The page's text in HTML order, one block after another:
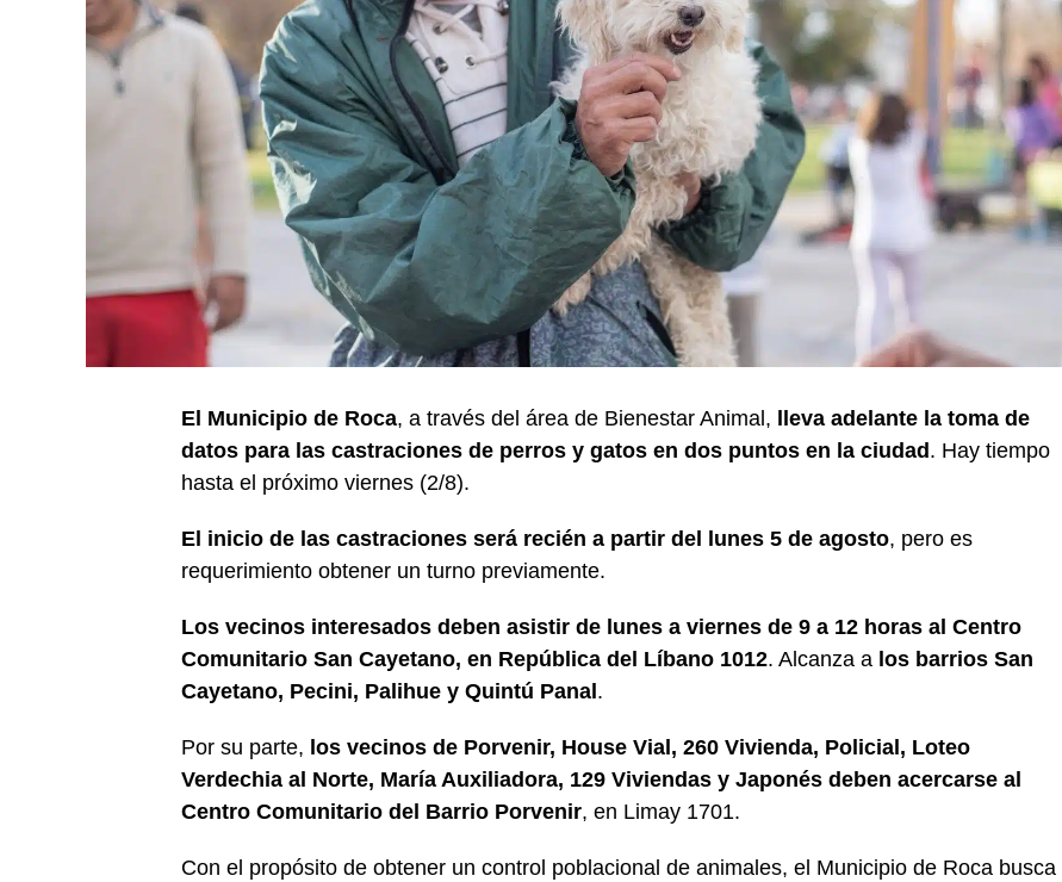
El Municipio de Roca, a través del área de Bienestar Animal,
lleva adelante la toma de
datos para las castraciones de perros y gatos en dos puntos en la ciudad . Hay tiempo
hasta el próximo viernes (2/8).
El inicio de las castraciones será recién a partir del lunes 5 de agosto, pero es
requerimiento obtener un turno previamente.
Los vecinos interesados deben asistir de lunes a viernes de 9 a 12 horas al Centro
Comunitario San Cayetano, en República del Líbano 1012. Alcanza a los barrios San
Cayetano, Pecini, Palihue y Quintú Panal .
Por su parte, los vecinos de Porvenir, House Vial, 260 Vivienda, Policial, Loteo
Verdechia al Norte, María Auxiliadora, 129 Viviendas y Japonés deben acercarse al
Centro Comunitario del Barrio Porvenir, en Limay 1701.
Con el propósito de obtener un control poblacional de animales, el Municipio de Roca busca